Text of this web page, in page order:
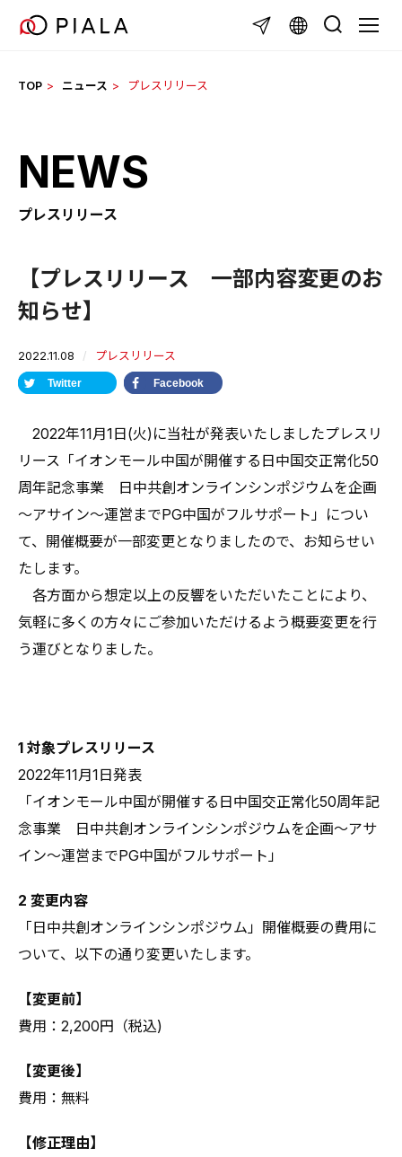
TOP ニュース プレスリリース
NEWS
プレスリリース
【プレスリリース 一部内容変更のお
知らせ】
2022.11.08 プレスリリース
Twitter Facebook
2022年11月1日(火)に当社が発表いたしましたプレスリ
リース「イオンモール中国が開催する日中国交正常化50
周年記念事業 日中共創オンラインシンポジウムを企画
～アサイン～運営までPG中国がフルサポート」につい
て、開催概要が一部変更となりましたので、お知らせい
たします。
各方面から想定以上の反響をいただいたことにより、
気軽に多くの方々にご参加いただけるよう概要変更を行
う運びとなりました。
1 対象プレスリリース
2022年11月1日発表
「イオンモール中国が開催する日中国交正常化50周年記
念事業 日中共創オンラインシンポジウムを企画～アサ
イン～運営までPG中国がフルサポート」
2 変更内容
「日中共創オンラインシンポジウム」開催概要の費用に
ついて、以下の通り変更いたします。
【変更前】
費用：2,200円（税込)
【変更後】
費用：無料
【修正理由】